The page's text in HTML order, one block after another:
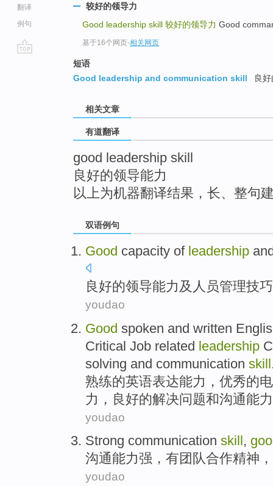
翻译
例句
较好的领导力
Good leadership skill 较好的领导力 Good
基于16个网页-相关网页
短语
Good leadership and communication skill
良
相关文章
有道翻译
good leadership skill
良好的领导能力
以上为机器翻译结果，长、整句
双语例句
Good capacity of leadership
良好的领导能力 及 人员管理技巧
youdao
Good spoken and written
Critical Job related leadership
solving and communication skill
熟练的英语表达能力， 优秀的
力 ， 良好的解决问题和沟通能
youdao
Strong communication skill ,
沟通能力强 ，有团队合作精神 ，
youdao